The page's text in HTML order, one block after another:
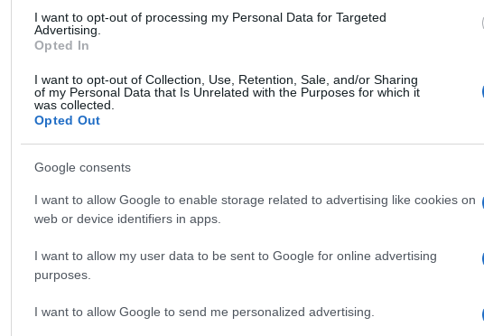
I want to opt-out of processing my Personal Data for Targeted
Advertising.
Opted In
I want to opt-out of Collection, Use, Retention, Sale, and/or Sharing
of my Personal Data that Is Unrelated with the Purposes for which it
was collected.
Opted Out
Google consents
I want to allow Google to enable storage related to advertising like cookies on
web or device identifiers in apps.
I want to allow my user data to be sent to Google for online advertising
purposes.
I want to allow Google to send me personalized advertising.
Σχόλια
Σχολίασε εδώ